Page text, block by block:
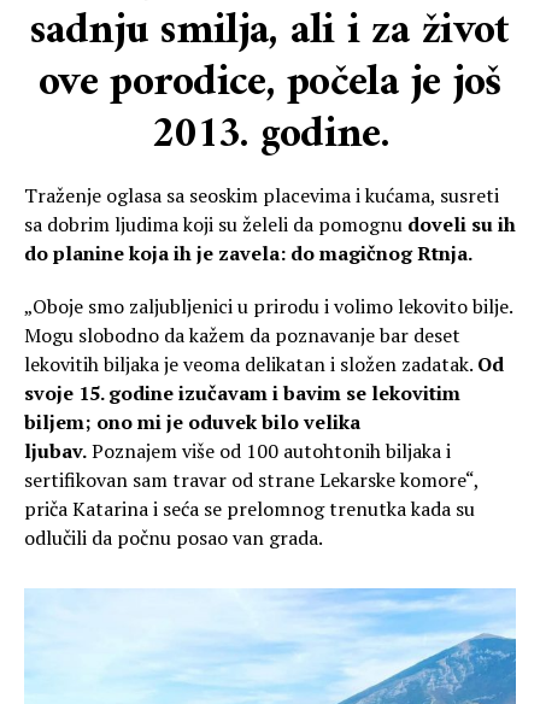
sadnjusmilja, ali i za život
ove porodice, počela je još
2013. godine.
Traženje oglasa sa seoskim placevima i kućama, susreti
sa dobrim ljudima koji su želeli da pomognu doveli su ih
do planine koja ih je zavela: do magičnog Rtnja.
„Oboje smo zaljubljenici u prirodu i volimo lekovito bilje.
Mogu slobodno da kažem da poznavanje bar deset
lekovitih biljaka je veoma delikatan i složen zadatak. Od
svoje 15. godine izučavam i bavim se lekovitim
biljem; ono mi je oduvek bilo velika
ljubav.Poznajem više od 100 autohtonih biljaka i
sertifikovan sam travar od strane Lekarske komore“,
priča Katarina i seća se prelomnog trenutka kada su
odlučili da počnu posao van grada.